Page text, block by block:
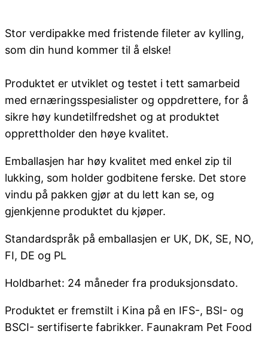
Stor verdipakke med fristende fileter av kylling,
som din hund kommer til å elske!
Produktet er utviklet og testet i tett samarbeid
med ernæringsspesialister og oppdrettere, for å
sikre høy kundetilfredshet og at produktet
opprettholder den høye kvalitet.
Emballasjen har høy kvalitet med enkel zip til
lukking, som holder godbitene ferske. Det store
vindu på pakken gjør at du lett kan se, og
gjenkjenne produktet du kjøper.
Standardspråk på emballasjen er UK, DK, SE, NO,
FI, DE og PL
Holdbarhet: 24 måneder fra produksjonsdato.
Produktet er fremstilt i Kina på en IFS-, BSI- og
BSCI- sertifiserte fabrikker. Faunakram Pet Food